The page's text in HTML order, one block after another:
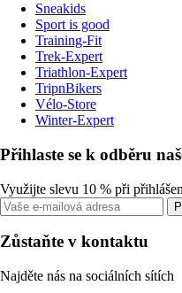
Sneakids
Sport is good
Training-Fit
Trek-Expert
Triathlon-Expert
TripnBikers
Vélo-Store
Winter-Expert
Přihlaste se k odběru
Využijte slevu 10 % při
Zůstaňte v kontaktu
Najděte nás na sociálních sítích